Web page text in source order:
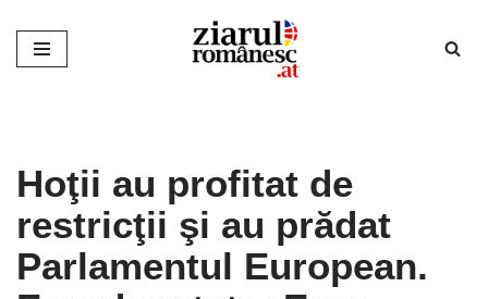
Sari
Hoţii au profitat de
restricţii şi au prădat
Parlamentul European.